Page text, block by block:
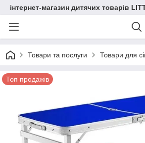
інтернет-магазин дитячих товарів
Товари та послуги Товари для
Топ продажів